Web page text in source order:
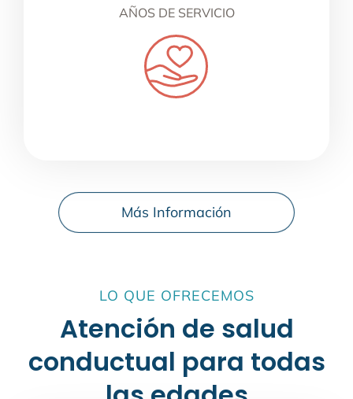
AÑOS DE SERVICIO
Más Información
LO QUE OFRECEMOS
Atención de salud
conductual para todas